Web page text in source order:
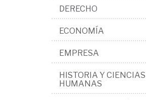
DERECHO
ECONOMÍA
EMPRESA
HISTORIA Y CIENCIAS
HUMANAS